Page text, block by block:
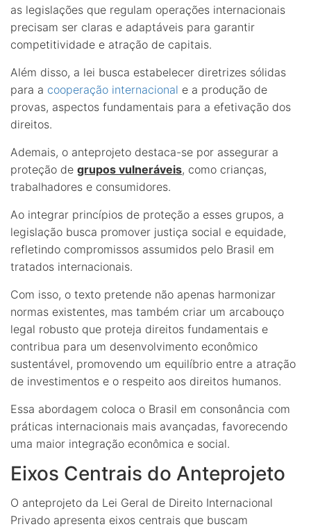
as legislações que regulam operações internacionais
precisam ser claras e adaptáveis para garantir
competitividade e atração de capitais.
Além disso, a lei busca estabelecer diretrizes sólidas
para a cooperação internacional e a produção de
provas, aspectos fundamentais para a efetivação dos
direitos.
Ademais, o anteprojeto destaca-se por assegurar a
proteção de grupos vulneráveis, como crianças,
trabalhadores e consumidores.
Ao integrar princípios de proteção a esses grupos, a
legislação busca promover justiça social e equidade,
refletindo compromissos assumidos pelo Brasil em
tratados internacionais.
Com isso, o texto pretende não apenas harmonizar
normas existentes, mas também criar um arcabouço
legal robusto que proteja direitos fundamentais e
contribua para um desenvolvimento econômico
sustentável, promovendo um equilíbrio entre a atração
de investimentos e o respeito aos direitos humanos.
Essa abordagem coloca o Brasil em consonância com
práticas internacionais mais avançadas, favorecendo
uma maior integração econômica e social.
Eixos Centrais do Anteprojeto
O anteprojeto da Lei Geral de Direito Internacional
Privado apresenta eixos centrais que buscam